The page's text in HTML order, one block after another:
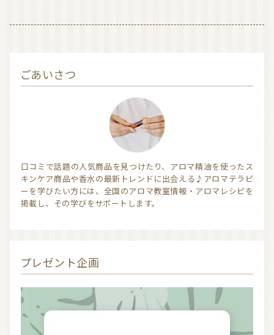
ごあいさつ
口コミで話題の人気商品を見つけたり、アロマ精油を使ったス
キンケア商品や香水の最新トレンドに出会える♪アロマテラピ
ーを学びたい方には、全国のアロマ教室情報・アロマレシピを
掲載し、その学びをサポートします。
プレゼント企画